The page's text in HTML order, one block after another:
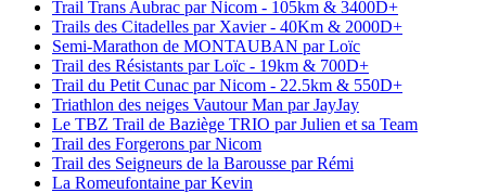
Trail Trans Aubrac par Nicom - 105km & 3400D+
Trails des Citadelles par Xavier - 40Km & 2000D+
Semi-Marathon de MONTAUBAN par Loïc
Trail des Résistants par Loïc - 19km & 700D+
Trail du Petit Cunac par Nicom - 22.5km & 550D+
Triathlon des neiges Vautour Man par JayJay
Le TBZ Trail de Baziège TRIO par Julien et sa Team
Trail des Forgerons par Nicom
Trail des Seigneurs de la Barousse par Rémi
La Romeufontaine par Kevin